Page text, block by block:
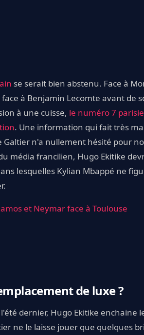
se serait bien abstenu. Face à
à Benjamin Lecomte avant de
à une cuisse, le numéro 7
. Une information qui fait très
Galtier n'a nullement hésité pour
média francilien, Hugo Ekitike
lesquelles Kylian Mbappé ne
et Neymar face à Toulouse
de luxe ?
dernier, Hugo Ekitike enchaine
ne le laisse jouer que quelques